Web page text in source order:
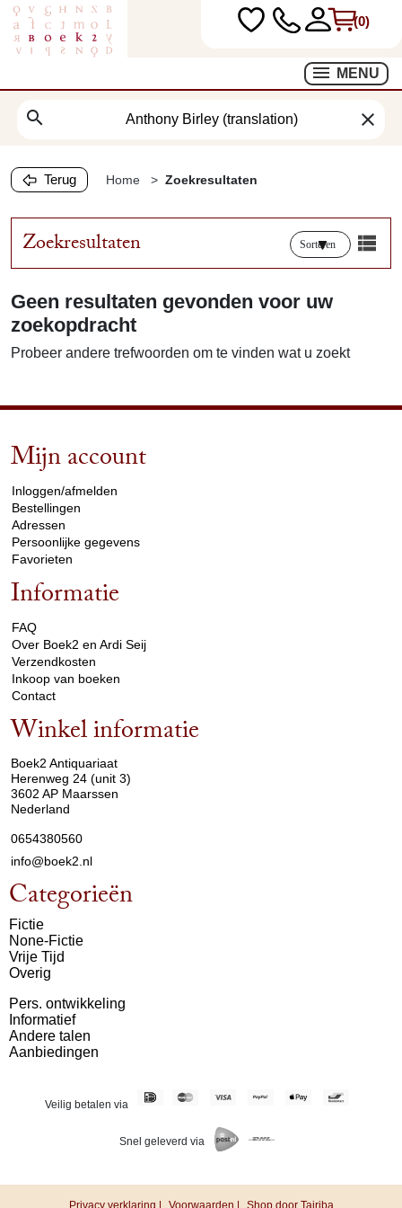
(0)
MENU
search clear
Terug Home Zoekresultaten
Zoekresultaten Sorteren
Geen resultaten gevonden voor uw
zoekopdracht
Probeer andere trefwoorden om te vinden wat u zoekt
Mijn account
Inloggen/afmelden
Bestellingen
Adressen
Persoonlijke gegevens
Favorieten
Informatie
FAQ
Over Boek2 en Ardi Seij
Verzendkosten
Inkoop van boeken
Contact
Winkel informatie
Boek2 Antiquariaat
Herenweg 24 (unit 3)
3602 AP Maarssen
Nederland
0654380560
info@boek2.nl
Categorieën
Fictie
None-Fictie
Vrije Tijd
Overig
Pers. ontwikkeling
Informatief
Andere talen
Aanbiedingen
Veilig betalen via
Snel geleverd via
Privacy verklaring | Voorwaarden | Shop door Tajriba